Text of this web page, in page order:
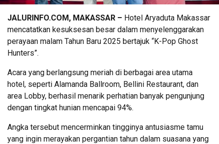
JALURINFO.COM, MAKASSAR – Hotel Aryaduta Makassar
mencatatkan kesuksesan besar dalam menyelenggarakan
perayaan malam Tahun Baru 2025 bertajuk “K-Pop Ghost
Hunters”.
Acara yang berlangsung meriah di berbagai area utama
hotel, seperti Alamanda Ballroom, Bellini Restaurant, dan
area Lobby, berhasil menarik perhatian banyak pengunjung
dengan tingkat hunian mencapai 94%.
Angka tersebut mencerminkan tingginya antusiasme tamu
yang ingin merayakan pergantian tahun dalam suasana yang